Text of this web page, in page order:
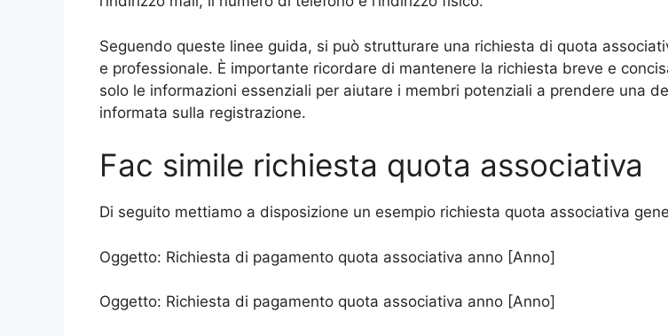
Seguendo queste linee guida, si può strutturare una richiesta di quota
e professionale. È importante ricordare di mantenere la richiesta breve e
solo le informazioni essenziali per aiutare i membri potenziali a prendere una
informata sulla registrazione.
Fac simile richiesta quota associativa
Di seguito mettiamo a disposizione un esempio richiesta quota associativa
Oggetto: Richiesta di pagamento quota associativa anno [Anno]
Oggetto: Richiesta di pagamento quota associativa anno [Anno]